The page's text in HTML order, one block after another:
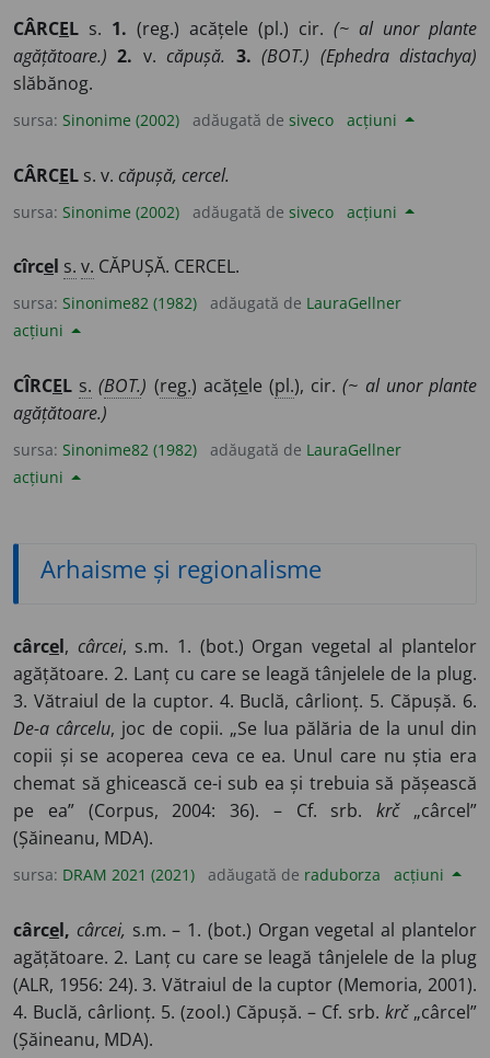
CÂRCEL s. 1. (reg.) acățele (pl.) cir. (~ al unor plante
agățătoare.) 2. v.căpușă. 3. (BOT.) (Ephedra distachya)
slăbănog.
sursa: Sinonime (2002) adăugată de siveco acțiuni
CÂRCEL s. v. căpușă, cercel.
sursa: Sinonime (2002) adăugată de siveco acțiuni
cîrcel s. v. CĂPUȘĂ. CERCEL.
sursa: Sinonime82 (1982) adăugată de LauraGellner
acțiuni
CÎRCEL s. (BOT.) (reg.) acățele (pl.), cir.(~ al unor plante
agățătoare.)
sursa: Sinonime82 (1982) adăugată de LauraGellner
acțiuni
Arhaisme și regionalisme
cârcel, cârcei, s.m. 1. (bot.) Organ vegetal al plantelor
agățătoare. 2. Lanț cu care se leagă tânjelele de la plug.
3. Vătraiul de la cuptor. 4. Buclă, cârlionț. 5. Căpușă. 6.
De-a cârcelu, joc de copii. „Se lua pălăria de la unul din
copii și se acoperea ceva ce ea. Unul care nu știa era
chemat să ghicească ce-i sub ea și trebuia să pășească
pe ea” (Corpus, 2004: 36). – Cf. srb.krč„cârcel”
(Șăineanu, MDA).
sursa: DRAM 2021 (2021) adăugată de raduborza acțiuni
cârcel, cârcei, s.m. – 1. (bot.) Organ vegetal al plantelor
agățătoare. 2. Lanț cu care se leagă tânjelele de la plug
(ALR, 1956: 24). 3. Vătraiul de la cuptor (Memoria, 2001).
4. Buclă, cârlionț. 5. (zool.) Căpușă. – Cf. srb. krč„cârcel”
(Șăineanu, MDA).